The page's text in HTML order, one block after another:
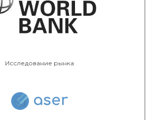
Исследование рынка